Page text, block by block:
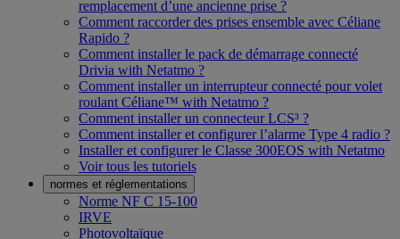
remplacement d’une ancienne prise ?
Comment raccorder des prises ensemble avec Céliane
Rapido ?
Comment installer le pack de démarrage connecté
Drivia with Netatmo ?
Comment installer un interrupteur connecté pour volet
roulant Céliane™ with Netatmo ?
Comment installer un connecteur LCS³ ?
Comment installer et configurer l’alarme Type 4 radio ?
Installer et configurer le Classe 300EOS with Netatmo
Voir tous les tutoriels
normes et réglementations
Norme NF C 15-100
IRVE
Photovoltaïque